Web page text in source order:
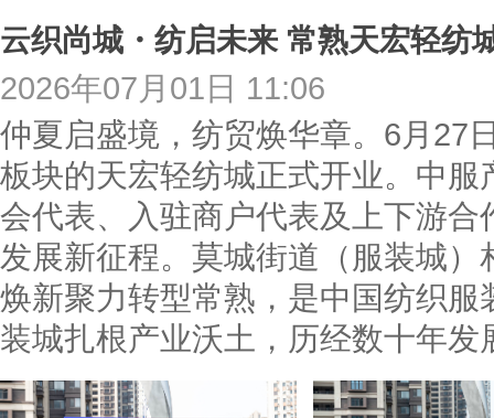
云织尚城・纺启未来 常熟天宏轻纺
2026年07月01日 11:06
仲夏启盛境，纺贸焕华章。6月27
板块的天宏轻纺城正式开业。中
会代表、入驻商户代表及上下游
发展新征程。莫城街道（服装城
焕新聚力转型常熟，是中国纺织
装城扎根产业沃土，历经数十年